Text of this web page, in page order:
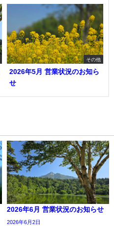
その他
2026年5月 営業状況のお知ら
せ
2026年6月 営業状況のお知らせ
2026年6月2日